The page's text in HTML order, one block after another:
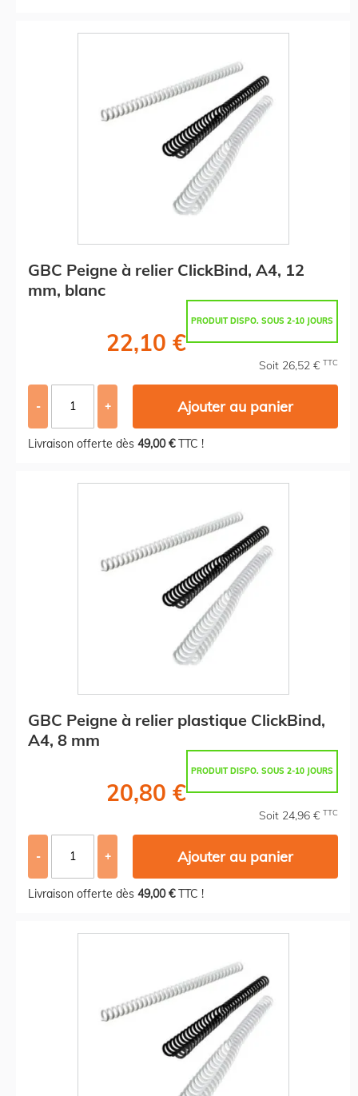
GBC Peigne à relier ClickBind, A4, 12
mm, blanc
PRODUIT DISPO. SOUS 2-10 JOURS
22,10 €
Soit 26,52 € TTC
- + Ajouter au panier
Livraison offerte dès 49,00 €TTC !
GBC Peigne à relier plastique ClickBind,
A4, 8 mm
PRODUIT DISPO. SOUS 2-10 JOURS
20,80 €
Soit 24,96 € TTC
- + Ajouter au panier
Livraison offerte dès 49,00 €TTC !